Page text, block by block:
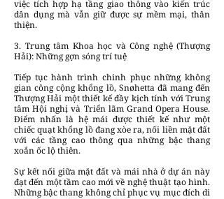
việc tích hợp hạ tầng giao thông vào kiến trúc
dân dụng mà vẫn giữ được sự mềm mại, thân
thiện.
3. Trung tâm Khoa học và Công nghệ (Thượng
Hải): Những gợn sóng trí tuệ
Tiếp tục hành trình chinh phục những không
gian công cộng khổng lồ, Snøhetta đã mang đến
Thượng Hải một thiết kế đầy kịch tính với Trung
tâm Hội nghị và Triển lãm Grand Opera House.
Điểm nhấn là hệ mái được thiết kế như một
chiếc quạt khổng lồ đang xòe ra, nối liền mặt đất
với các tầng cao thông qua những bậc thang
xoắn ốc lộ thiên.
Sự kết nối giữa mặt đất và mái nhà ở dự án này
đạt đến một tầm cao mới về nghệ thuật tạo hình.
Những bậc thang không chỉ phục vụ mục đích di